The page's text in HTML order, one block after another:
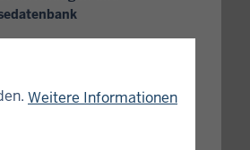
Weitere Informationen